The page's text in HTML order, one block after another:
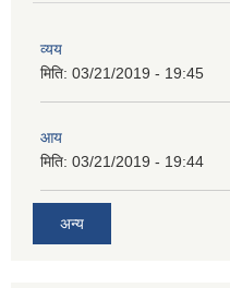
व्यय
मिति: 03/21/2019 - 19:45
आय
मिति: 03/21/2019 - 19:44
अन्य